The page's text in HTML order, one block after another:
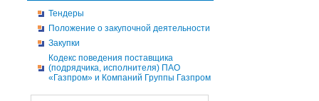
Тендеры
Положение о закупочной деятельности
Закупки
Кодекс поведения поставщика
(подрядчика, исполнителя) ПАО
«Газпром» и Компаний Группы Газпром